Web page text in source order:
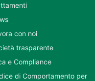
con noi
trasparente
e Compliance
di Comportamento per